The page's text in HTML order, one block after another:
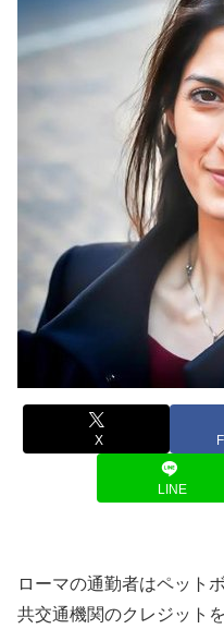
X
LINE
ローマの通勤者はペット
共交通機関のクレジット